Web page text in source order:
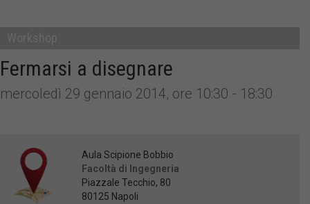
Fermarsi a disegnare
mercoledì 29 gennaio 2014, ore 10:30 - 18:30
Aula Scipione Bobbio
Facoltà di Ingegneria
Piazzale Tecchio, 80
80125 Napoli